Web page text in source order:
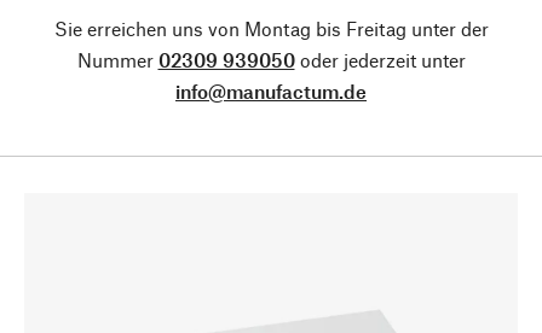
Sie erreichen uns von Montag bis Freitag unter der
Nummer 02309 939050oder jederzeit unter
info@manufactum.de